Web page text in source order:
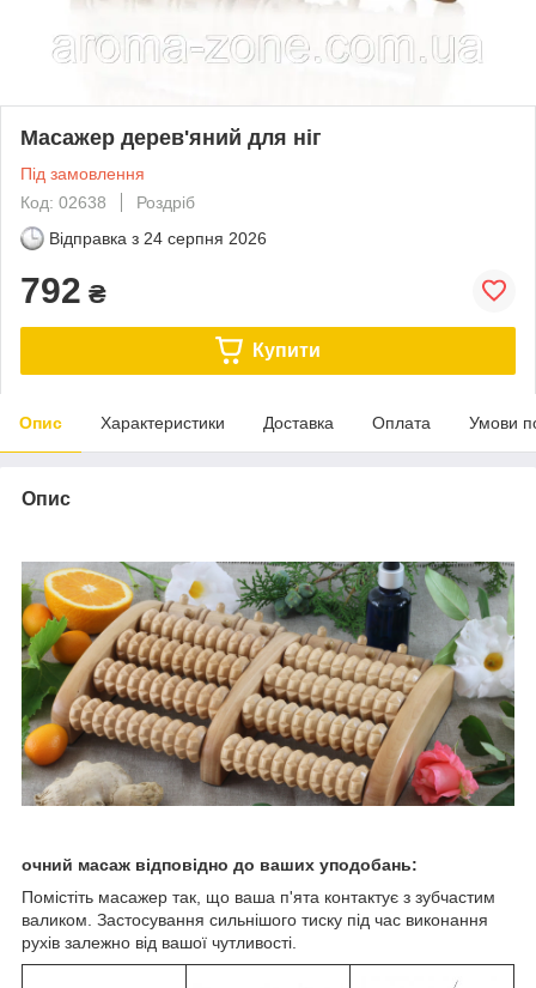
Масажер дерев'яний для ніг
Під замовлення
Код: 02638
Роздріб
Відправка з 24 серпня 2026
792 ₴
Купити
Опис Характеристики Доставка Оплата Умови
Опис
очний масаж відповідно до ваших уподобань:
Помістіть масажер так, що ваша п'ята контактує з зубчастим
валиком. Застосування сильнішого тиску під час виконання
рухів залежно від вашої чутливості.